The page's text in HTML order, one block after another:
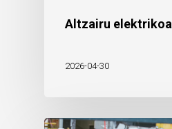
Altzairu elektrikoa
2026-04-30